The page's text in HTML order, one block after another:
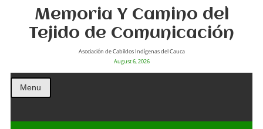
Memoria Y Camino del
Tejido de Comunicación
Asociación de Cabildos Indìgenas del Cauca
August 6, 2026
Menu